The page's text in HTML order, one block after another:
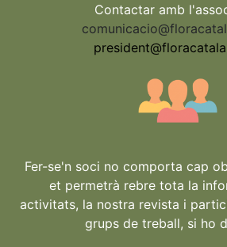
Contactar amb
Fer-se'n soci no comporta cap
et permetrà rebre tota la
activitats, la nostra revista i
grups de treball, si ho